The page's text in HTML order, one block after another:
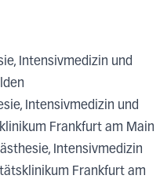
Intensivmedizin und
Intensivmedizin und
Frankfurt am Main
Intensivmedizin
Frankfurt am